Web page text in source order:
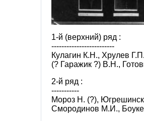
1-й (верхний) ряд :
-------------------------
Кулагин К.Н., Хрулев
(? Гаражик ?) В.Н.,
2-й ряд :
-----------
Мороз Н. (?),
Смородинов М.И.,